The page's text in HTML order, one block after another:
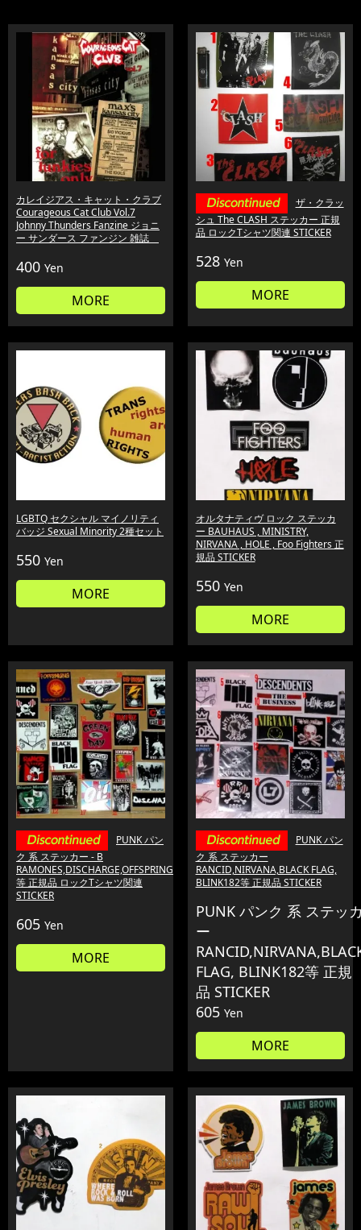
カレイジアス・キャット・クラブ
Courageous Cat Club Vol.7
Johnny Thunders Fanzine ジョニ
ー サンダース ファンジン 雑誌
400 Yen
MORE
ザ・クラッ
シュ The CLASH ステッカー 正規
品 ロックTシャツ関連 STICKER
528 Yen
MORE
LGBTQ セクシャル マイノリティ
バッジ Sexual Minority 2種セット
550 Yen
MORE
オルタナティヴ ロック ステッカ
ー BAUHAUS , MINISTRY,
NIRVANA , HOLE , Foo Fighters 正
規品 STICKER
550 Yen
MORE
PUNK パン
ク 系 ステッカー - B
RAMONES,DISCHARGE,OFFSPRING
等 正規品 ロックTシャツ関連
STICKER
605 Yen
MORE
PUNK パン
ク 系 ステッカー
RANCID,NIRVANA,BLACK FLAG,
BLINK182等 正規品 STICKER
PUNK パンク 系 ステッ
ー
FLAG, BLINK182等 正規
品 STICKER
605 Yen
MORE